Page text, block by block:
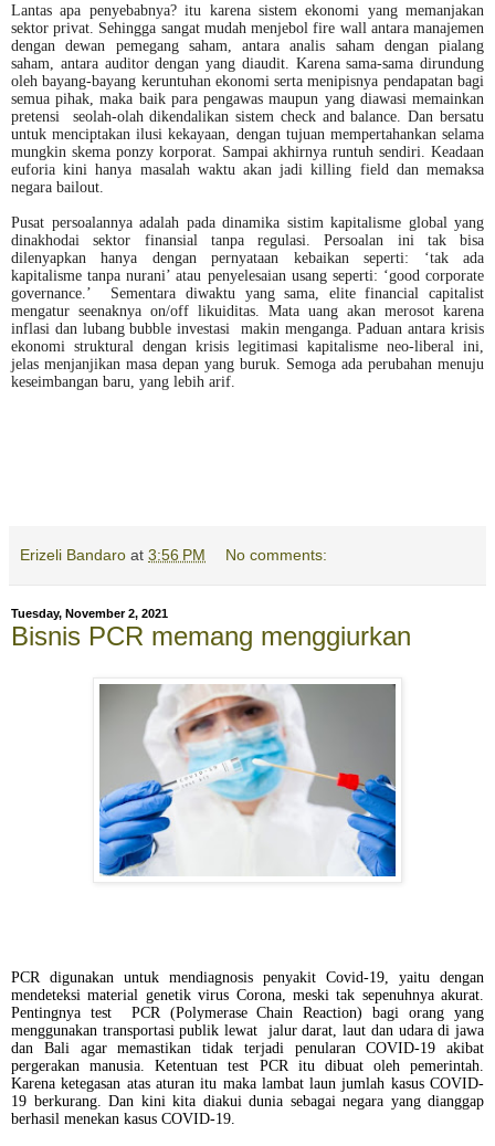
Lantas apa penyebabnya? itu karena sistem ekonomi yang memanjakan
sektor privat. Sehingga sangat mudah menjebol fire wall antara manajemen
dengan dewan pemegang saham, antara analis saham dengan pialang
saham, antara auditor dengan yang diaudit. Karena sama-sama dirundung
oleh bayang-bayang keruntuhan ekonomi serta menipisnya pendapatan bagi
semua pihak, maka baik para pengawas maupun yang diawasi memainkan
pretensi seolah-olah dikendalikan sistem check and balance. Dan bersatu
untuk menciptakan ilusi kekayaan, dengan tujuan mempertahankan selama
mungkin skema ponzy korporat. Sampai akhirnya runtuh sendiri. Keadaan
euforia kini hanya masalah waktu akan jadi killing field dan memaksa
negara bailout.
Pusat persoalannya adalah pada dinamika sistim kapitalisme global yang
dinakhodai sektor finansial tanpa regulasi. Persoalan ini tak bisa
dilenyapkan hanya dengan pernyataan kebaikan seperti: ‘tak ada
kapitalisme tanpa nurani’ atau penyelesaian usang seperti: ‘good corporate
governance.’ Sementara diwaktu yang sama, elite financial capitalist
mengatur seenaknya on/off likuiditas. Mata uang akan merosot karena
inflasi dan lubang bubble investasi makin menganga. Paduan antara krisis
ekonomi struktural dengan krisis legitimasi kapitalisme neo-liberal ini,
jelas menjanjikan masa depan yang buruk. Semoga ada perubahan menuju
keseimbangan baru, yang lebih arif.
Erizeli Bandaro at 3:56 PM No comments:
Tuesday, November 2, 2021
Bisnis PCR memang menggiurkan
PCR digunakan untuk mendiagnosis penyakit Covid-19, yaitu dengan
mendeteksi material genetik virus Corona, meski tak sepenuhnya akurat.
Pentingnya test PCR (Polymerase Chain Reaction) bagi orang yang
menggunakan transportasi publik lewat jalur darat, laut dan udara di jawa
dan Bali agar memastikan tidak terjadi penularan COVID-19 akibat
pergerakan manusia. Ketentuan test PCR itu dibuat oleh pemerintah.
Karena ketegasan atas aturan itu maka lambat laun jumlah kasus COVID-
19 berkurang. Dan kini kita diakui dunia sebagai negara yang dianggap
berhasil menekan kasus COVID-19.